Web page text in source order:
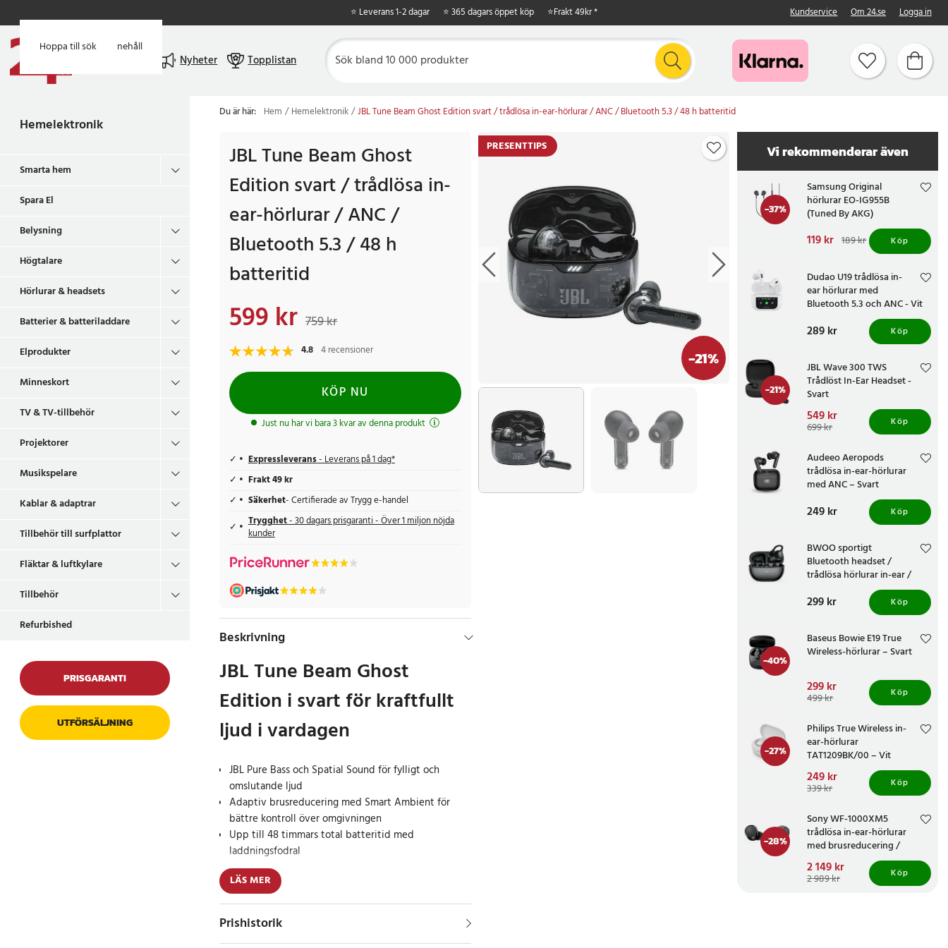
Hoppa till huvudinnehåll
Hoppa till sök
⭐ Leverans 1-2 dagar ⭐ 365 dagars öppet köp ⭐Frakt 49kr * Kundservice Om 24.se Logga in
Nyheter Topplistan
Hemelektronik
Smarta hem
Spara El
Belysning
Högtalare
Hörlurar & headsets
Batterier & batteriladdare
Elprodukter
Minneskort
TV & TV-tillbehör
Projektorer
Musikspelare
Kablar & adaptrar
Tillbehör till surfplattor
Fläktar & luftkylare
Tillbehör
Refurbished
PRISGARANTI
UTFÖRSÄLJNING
Du är här: Hem Hemelektronik JBL Tune Beam Ghost Edition svart / trådlösa in-ear-hörlurar / ANC / Bluetooth 5.3 / 48 h batteritid
PRESENTTIPS
-21%
JBL Tune Beam Ghost
Edition svart / trådlösa in-
ear-hörlurar / ANC /
Bluetooth 5.3 / 48 h
batteritid
Nuvarande pris
599 kr 759 kr
4.8 4 recensioner
KÖP NU
Just nu har vi bara 3 kvar av denna produkt
Expressleverans- Leverans på 1 dag*
Frakt 49 kr
Säkerhet- Certifierade av Trygg e-handel
Trygghet- 30 dagars prisgaranti - Över 1 miljon nöjda
kunder
Beskrivning
JBL Tune Beam Ghost
Edition i svart för kraftfullt
ljud i vardagen
JBL Pure Bass och Spatial Sound för fylligt och
omslutande ljud
Adaptiv brusreducering med Smart Ambient för
bättre kontroll över omgivningen
Upp till 48 timmars total batteritid med
laddningsfodral
Dessa trådlösa in-ear-hörlurar JBL Tune Beam Ghost
Edition är framtagna för daglig användning där
ljudkvalitet, komfort och flexibilitet står i fokus. De 10
mm stora dynamiska elementen levererar ett kraftfullt
LÄS MER
Prishistorik
Vi rekommenderar även
-37%
Samsung Original
hörlurar EO-IG955B
(Tuned By AKG)
Nuvarande pris
Tidigare pris 189 kr
119 kr 189 kr Köp
Dudao U19 trådlösa in-
ear hörlurar med
Bluetooth 5.3 och ANC - Vit
Pris:289 kr
289 kr Köp
-21%
JBL Wave 300 TWS
Trådlöst In-Ear Headset -
Svart
Nuvarande pris:
549 kr Tidigare pris :699 kr
549 kr
699 kr Köp
Audeeo Aeropods
trådlösa in-ear-hörlurar
med ANC – Svart
Pris:249 kr
249 kr Köp
BWOO sportigt
Bluetooth headset /
trådlösa hörlurar in-ear /
open ear hörlurar - Svart
Pris:299 kr
299 kr Köp
-40%
Baseus Bowie E19 True
Wireless-hörlurar – Svart
Nuvarande pris:
299 krTidigare pris :499 kr
299 kr
499 kr Köp
-27%
Philips True Wireless in-
ear-hörlurar
TAT1209BK/00 – Vit
Nuvarande pris:
249 kr Tidigare pris :339 kr
249 kr
339 kr Köp
-28%
Sony WF-1000XM5
trådlösa in-ear-hörlurar
med brusreducering /
hörlurar med bluetooth 5.3
Nuvarande pris:
2 149 krTidigare pris:2 989 kr
2 149 kr
2 989 kr Köp